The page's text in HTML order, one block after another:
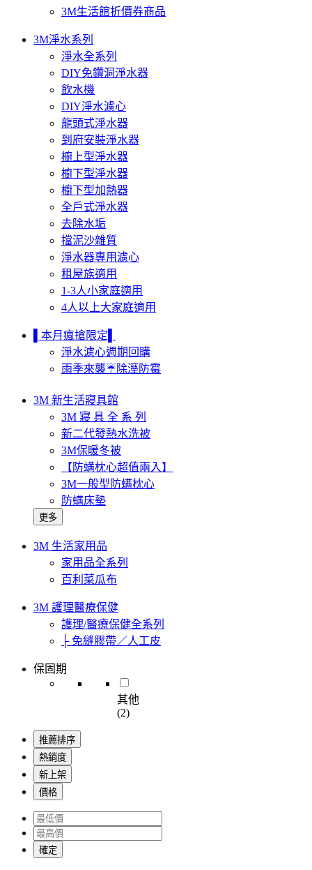
3M生活館折價券商品
3M淨水系列
淨水全系列
DIY免鑽洞淨水器
飲水機
DIY淨水濾心
龍頭式淨水器
到府安裝淨水器
櫥上型淨水器
櫥下型淨水器
櫥下型加熱器
全戶式淨水器
去除水垢
擋泥沙雜質
淨水器專用濾心
租屋族適用
1-3人小家庭適用
4人以上大家庭適用
▌本月瘋搶限定▌
淨水濾心週期回購
雨季來襲☔除溼防霉
3M 新生活寢具館
3M 寢 具 全 系 列
新二代發熱水洗被
3M保暖冬被
【防螨枕心超值兩入】
3M一般型防螨枕心
防螨床墊
更多
3M 生活家用品
家用品全系列
百利菜瓜布
3M 護理醫療保健
護理/醫療保健全系列
├ 免縫膠帶／人工皮
保固期
其他
(2)
推薦排序
熱銷度
新上架
價格
確定